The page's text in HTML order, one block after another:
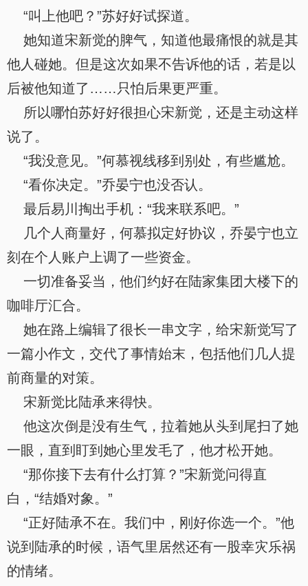
“叫上他吧？”苏好好试探道。
她知道宋新觉的脾气，知道他最痛恨的就是其
他人碰她。但是这次如果不告诉他的话，若是以
后被他知道了……只怕后果更严重。
所以哪怕苏好好很担心宋新觉，还是主动这样
说了。
“我没意见。”何慕视线移到别处，有些尴尬。
“看你决定。”乔晏宁也没否认。
最后易川掏出手机：“我来联系吧。”
几个人商量好，何慕拟定好协议，乔晏宁也立
刻在个人账户上调了一些资金。
一切准备妥当，他们约好在陆家集团大楼下的
咖啡厅汇合。
她在路上编辑了很长一串文字，给宋新觉写了
一篇小作文，交代了事情始末，包括他们几人提
前商量的对策。
宋新觉比陆承来得快。
他这次倒是没有生气，拉着她从头到尾扫了她
一眼，直到盯到她心里发毛了，他才松开她。
“那你接下去有什么打算？”宋新觉问得直
白，“结婚对象。”
“正好陆承不在。我们中，刚好你选一个。”他
说到陆承的时候，语气里居然还有一股幸灾乐祸
的情绪。